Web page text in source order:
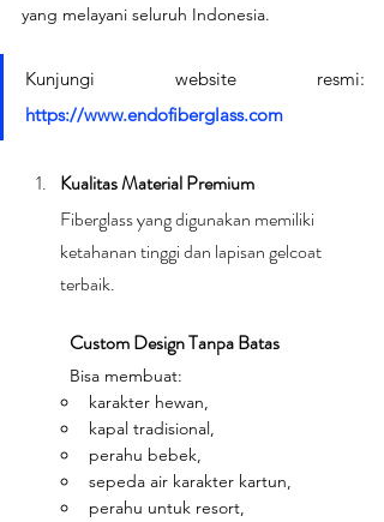
yang melayani seluruh Indonesia.
https://www.endofiberglass.com
Kualitas Material Premium
Fiberglass yang digunakan memiliki
ketahanan tinggi dan lapisan gelcoat
terbaik.
Custom Design Tanpa Batas
Bisa membuat:
karakter hewan,
kapal tradisional,
perahu bebek,
sepeda air karakter kartun,
perahu untuk resort,